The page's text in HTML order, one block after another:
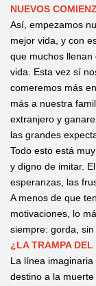
NUEVOS
Así, empezamos
mejor vida, y con
que muchos
vida. Esta vez sí
comeremos más
más a nuestra
extranjero y
las grandes
Todo esto está
y digno de imitar.
esperanzas, las
A menos de que
motivaciones, lo
siempre: gorda, sin
¿LA TRAMPA DEL
La línea
destino a la